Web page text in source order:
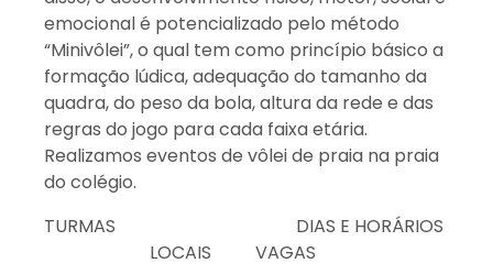
emocional é potencializado pelo método
“Minivôlei”, o qual tem como princípio básico a
formação lúdica, adequação do tamanho da
quadra, do peso da bola, altura da rede e das
regras do jogo para cada faixa etária.
Realizamos eventos de vôlei de praia na praia
do colégio.
TURMAS DIAS E HORÁRIOS
LOCAIS VAGAS